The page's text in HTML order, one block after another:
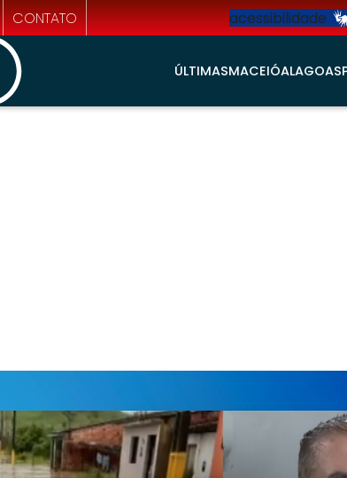
CONTATO acessibilidade
ÚLTIMASMACEIÓALAGOAS